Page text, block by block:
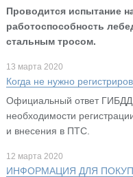
Проводится испытание
работоспособность
стальным тросом.
13 марта 2020
Когда не нужно
Официальный ответ ГИБДД
необходимости
и внесения в ПТС.
12 марта 2020
ИНФОРМАЦИЯ ДЛЯ